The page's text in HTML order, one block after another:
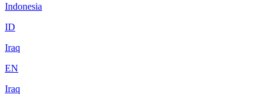
Indonesia
ID
Iraq
EN
Iraq